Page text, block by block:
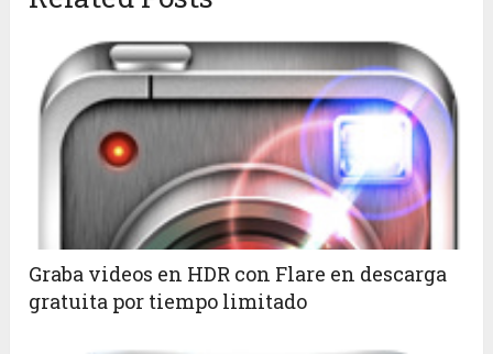
Graba videos en HDR con Flare en descarga
gratuita por tiempo limitado